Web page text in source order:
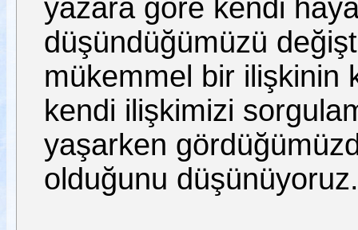
yazara göre kendi
düşündüğümüzü
mükemmel bir ilişkinin
kendi ilişkimizi
yaşarken
olduğunu düşünüyoruz.